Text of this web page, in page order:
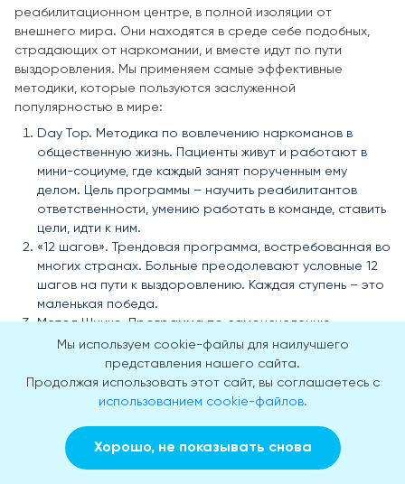
реабилитационном центре, в полной изоляции от
внешнего мира. Они находятся в среде себе подобных,
страдающих от наркомании, и вместе идут по пути
выздоровления. Мы применяем самые эффективные
методики, которые пользуются заслуженной
популярностью в мире:
Day Top. Методика по вовлечению наркоманов в
общественную жизнь. Пациенты живут и работают в
мини-социуме, где каждый занят порученным ему
делом. Цель программы – научить реабилитантов
ответственности, умению работать в команде, ставить
цели, идти к ним.
«12 шагов». Трендовая программа, востребованная во
многих странах. Больные преодолевают условные 12
шагов на пути к выздоровлению. Каждая ступень – это
маленькая победа.
Метод Шичко. Программа по самоисцелению,
самоанализу. Реабилитанты ведут дневники, делают
селфи, чтобы сравнить себя во время болезни и по
ходу лечения. Они анализируют серию фото, свои
записи и приходят к выводу, что жить без наркотиков
Терапевтическое сообщество. Пациенты выполняют
письменные задания по осознанию и проработке
Мы используем cookie-файлы для наилучшего
представления нашего сайта.
Продолжая использовать этот сайт, вы соглашаетесь с
использованием cookie-файлов.
Хорошо, не показывать снова
Заказать звонок Вызвать врача на дом